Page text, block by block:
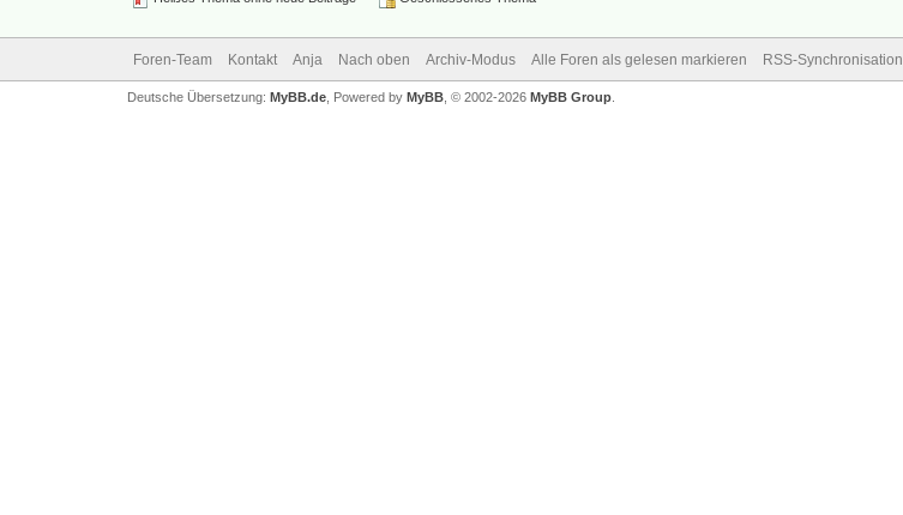
Foren-Team Kontakt Anja Nach oben Archiv-Modus Alle Foren als gelesen markieren RSS-Synchronisation
Deutsche Übersetzung: MyBB.de, Powered by MyBB, © 2002-2026 MyBB Group.